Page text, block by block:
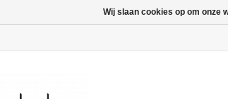
Wij slaan cookies op om onze